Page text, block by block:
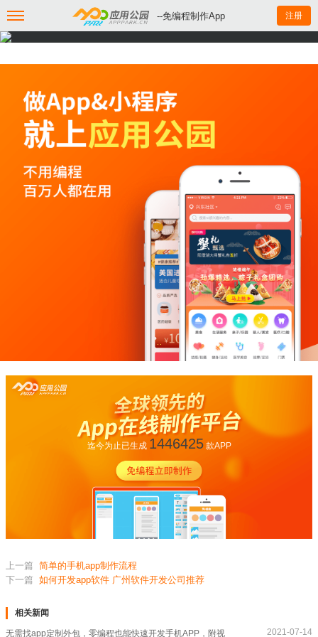
--免编程制作App 注册
迄今为止已生成 1446425款APP
上一篇 简单的手机app制作流程
下一篇 如何开发app软件 广州软件开发公司推荐
相关新闻
无需找app定制外包，零编程也能快速开发手机APP，附视 2021-07-14